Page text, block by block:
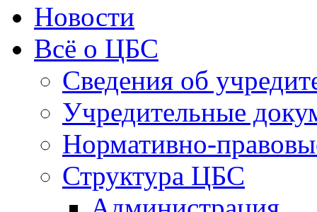
Новости
Всё о ЦБС
Сведения об
Учредительные
Нормативно-
Структура ЦБС